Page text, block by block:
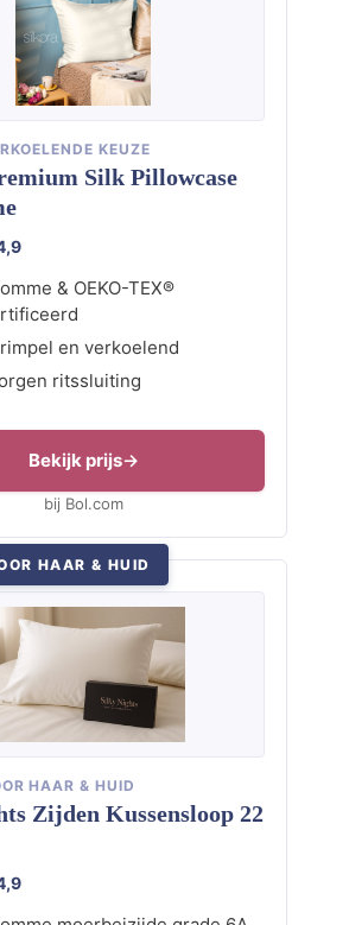
KEUZE
Silk Pillowcase
& OEKO-TEX®
en verkoelend
ritssluiting
Bekijk prijs
bij Bol.com
HAAR & HUID
HAAR & HUID
Zijden Kussensloop 22